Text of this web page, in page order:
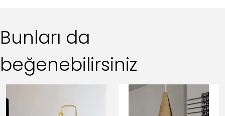
Bunları da
beğenebilirsiniz